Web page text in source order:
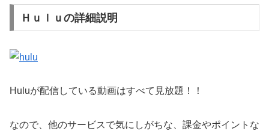
Ｈｕｌｕの詳細説明
Huluが配信している動画はすべて見放題！！
なので、他のサービスで気にしがちな、課金やポイントな